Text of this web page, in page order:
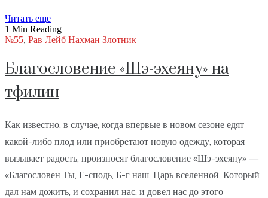
Читать еще
1 Min Reading
№55, Рав Лейб Нахман Злотник
Благословение «Шэ-эхеяну» на
тфилин
Как известно, в случае, когда впервые в новом сезоне едят
какой-либо плод или приобретают новую одежду, которая
вызывает радость, произносят благословение «Шэ-эхеяну» —
«Благословен Ты, Г-сподь, Б-г наш, Царь вселенной, Который
дал нам дожить, и сохранил нас, и довел нас до этого